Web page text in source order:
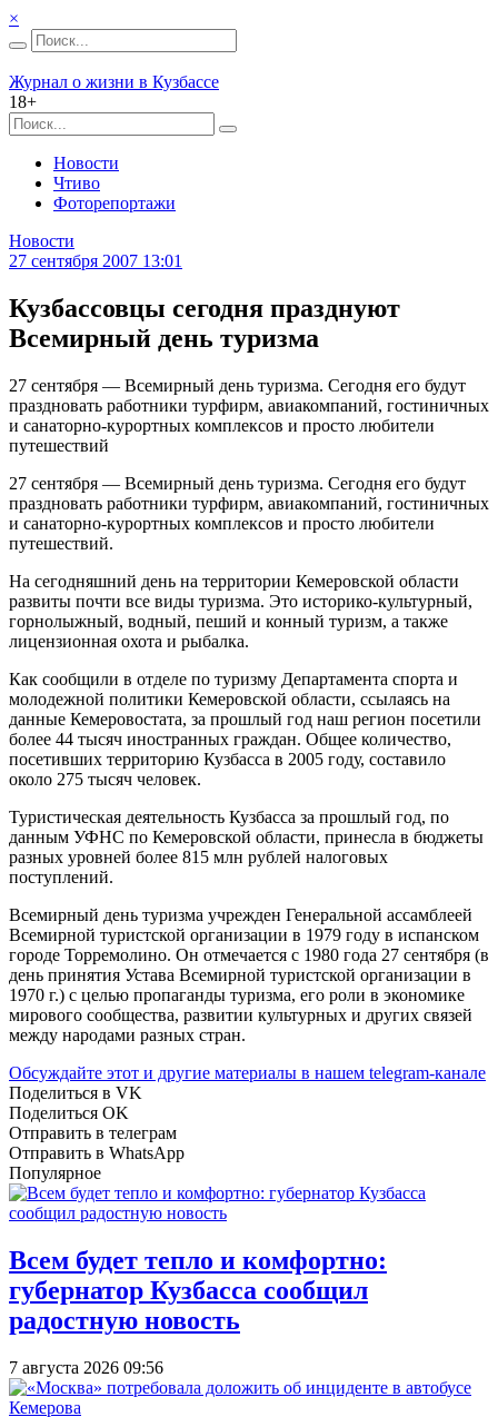
×
Журнал о жизни в Кузбассе
18+
Новости
Чтиво
Фоторепортажи
Новости
27 сентября 2007 13:01
Кузбассовцы сегодня празднуют
Всемирный день туризма
27 сентября — Всемирный день туризма. Сегодня его будут
праздновать работники турфирм, авиакомпаний, гостиничных
и санаторно-курортных комплексов и просто любители
путешествий
27 сентября — Всемирный день туризма. Сегодня его будут
праздновать работники турфирм, авиакомпаний, гостиничных
и санаторно-курортных комплексов и просто любители
путешествий.
На сегодняшний день на территории Кемеровской области
развиты почти все виды туризма. Это историко-культурный,
горнолыжный, водный, пеший и конный туризм, а также
лицензионная охота и рыбалка.
Как сообщили в отделе по туризму Департамента спорта и
молодежной политики Кемеровской области, ссылаясь на
данные Кемеровостата, за прошлый год наш регион посетили
более 44 тысяч иностранных граждан. Общее количество,
посетивших территорию Кузбасса в 2005 году, составило
около 275 тысяч человек.
Туристическая деятельность Кузбасса за прошлый год, по
данным УФНС по Кемеровской области, принесла в бюджеты
разных уровней более 815 млн рублей налоговых
поступлений.
Всемирный день туризма учрежден Генеральной ассамблеей
Всемирной туристской организации в 1979 году в испанском
городе Торремолино. Он отмечается c 1980 года 27 сентября (в
день принятия Устава Всемирной туристской организации в
1970 г.) с целью пропаганды туризма, его роли в экономике
мирового сообщества, развитии культурных и других связей
между народами разных стран.
Обсуждайте этот и другие материалы в нашем telegram-канале
Поделиться в VK
Поделиться OK
Отправить в телеграм
Отправить в WhatsApp
Популярное
Всем будет тепло и комфортно:
губернатор Кузбасса сообщил
радостную новость
7 августа 2026 09:56